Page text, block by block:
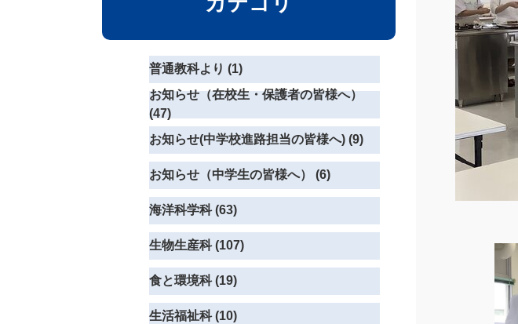
普通教科より (1)
お知らせ（在校生・保護者の皆様へ）
(47)
お知らせ(中学校進路担当の皆様へ) (9)
お知らせ（中学生の皆様へ） (6)
海洋科学科 (63)
生物生産科 (107)
食と環境科 (19)
生活福祉科 (10)